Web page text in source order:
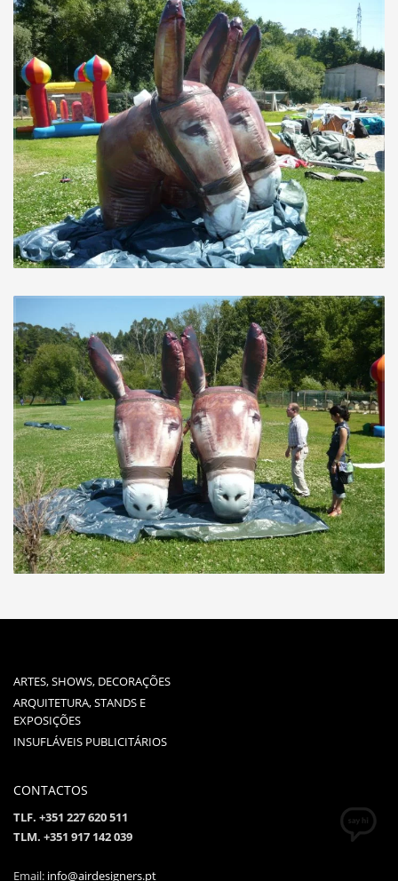
ARTES, SHOWS, DECORAÇÕES
ARQUITETURA, STANDS E
EXPOSIÇÕES
INSUFLÁVEIS PUBLICITÁRIOS
CONTACTOS
TLF. +351 227 620 511
TLM. +351 917 142 039
Email: info@airdesigners.pt